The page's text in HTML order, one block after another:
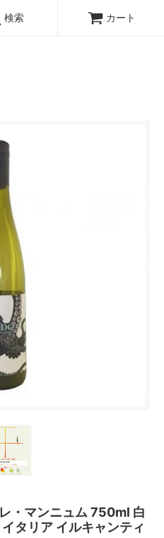
検索 カート
・マンニュム 750ml 白
タリア イルキャンティ